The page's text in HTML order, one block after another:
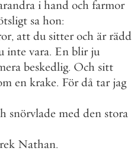
i hand och farmor
sa hon:
, att du sitter och är rädd
inte vara. En blir ju
beskedlig. Och sitt
en krake. För då tar jag
snörvlade med den stora
Nathan.